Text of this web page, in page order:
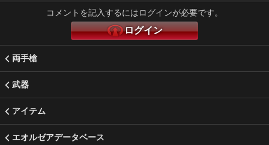
コメントを記入するにはログインが必要です。
ログイン
両手槍
武器
アイテム
エオルゼアデータベース